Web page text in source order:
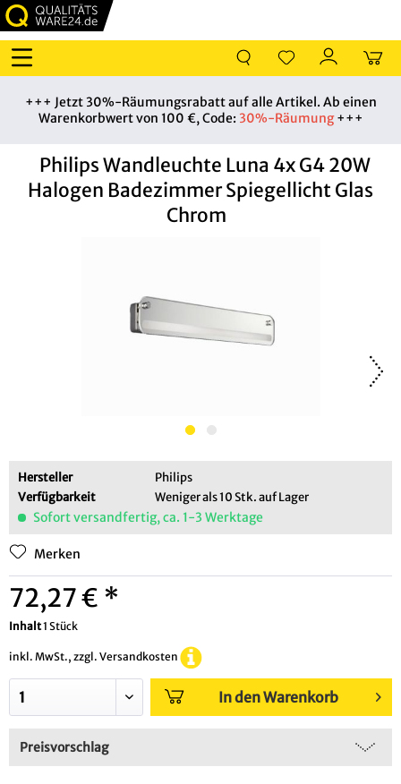
+++ Jetzt 30%-Räumungsrabatt auf alle Artikel. Ab einen
Warenkorbwert von 100 €, Code: 30%-Räumung+++
Philips Wandleuchte Luna 4x G4 20W
Halogen Badezimmer Spiegellicht Glas
Chrom
Hersteller
Philips
Verfügbarkeit
Weniger als 10 Stk. auf Lager
Sofort versandfertig, ca. 1-3 Werktage
Merken
72,27 € *
Inhalt1 Stück
inkl. MwSt., zzgl. Versandkosten
In den Warenkorb
Preisvorschlag